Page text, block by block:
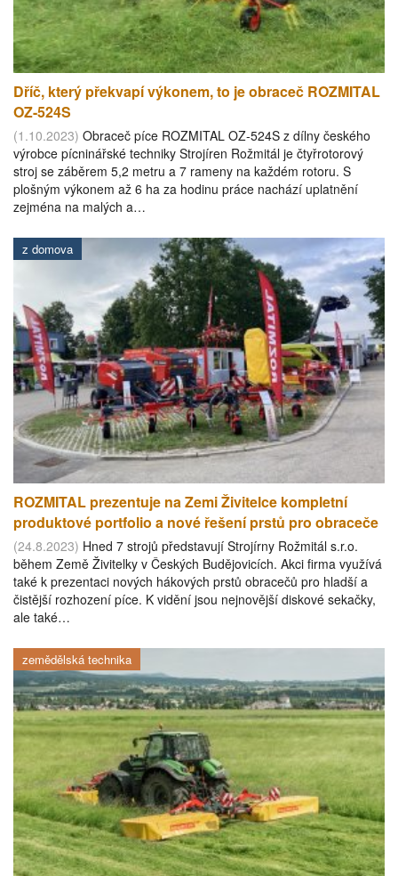
Dříč, který překvapí výkonem, to je obraceč ROZMITAL
OZ-524S
(1.10.2023) Obraceč píce ROZMITAL OZ-524S z dílny českého
výrobce pícninářské techniky Strojíren Rožmitál je čtyřrotorový
stroj se záběrem 5,2 metru a 7 rameny na každém rotoru. S
plošným výkonem až 6 ha za hodinu práce nachází uplatnění
zejména na malých a…
z domova
ROZMITAL prezentuje na Zemi Živitelce kompletní
produktové portfolio a nové řešení prstů pro obraceče
(24.8.2023) Hned 7 strojů představují Strojírny Rožmitál s.r.o.
během Země Živitelky v Českých Budějovicích. Akci firma využívá
také k prezentaci nových hákových prstů obracečů pro hladší a
čistější rozhození píce. K vidění jsou nejnovější diskové sekačky,
ale také…
zemědělská technika